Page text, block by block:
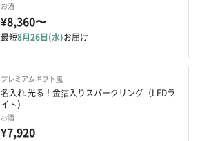
お酒
¥8,360〜
最短8月26日(水)お届け
プレミアムギフト嵐
名入れ 光る！金箔入りスパークリング（LEDラ
イト）
お酒
¥7,920